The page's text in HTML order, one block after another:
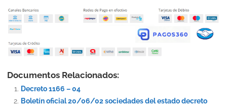
Documentos Relacionados:
Decreto 1166 – 04
Boletín oficial 20/06/02 sociedades del estado decreto